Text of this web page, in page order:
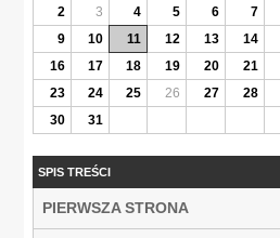
2
3 4 5 6 7
9
10 11 12 13 14
16
17 18 19 20 21
23
24 25 26 27 28
30
31
SPIS TREŚCI
PIERWSZA STRONA